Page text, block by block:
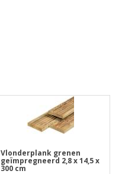
Vlonderplank grenen
geïmpregneerd 2,8 x 14,5 x
300 cm